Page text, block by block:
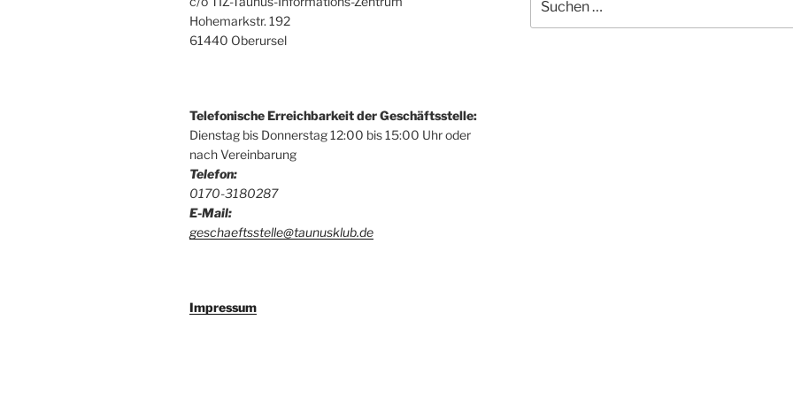
Hohemarkstr. 192
61440 Oberursel
Telefonische Erreichbarkeit der Geschäftsstelle:
Dienstag bis Donnerstag 12:00 bis 15:00 Uhr oder
nach Vereinbarung
Telefon:
0170-3180287
E-Mail:
geschaeftsstelle@taunusklub.de
Impressum
nach: